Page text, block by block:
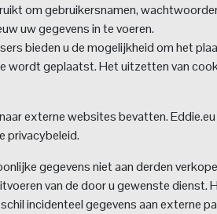
om gebruikersnamen,
uw gegevens in te voeren.
bieden u de mogelijkheid om het
wordt geplaatst. Het uitzetten van
externe websites bevatten.
privacybeleid.
gegevens niet aan derden
van de door u gewenste
incidenteel gegevens aan externe